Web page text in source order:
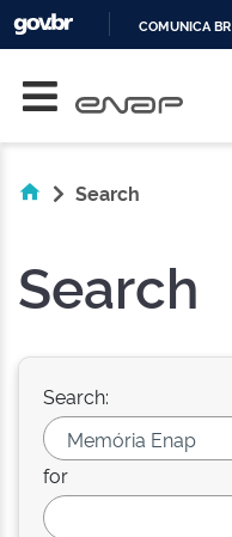
COMUNICA BR
Search
Search
Search:
for